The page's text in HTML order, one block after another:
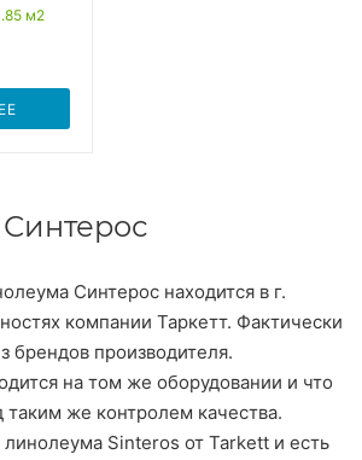
м2
Синтерос находится в г.
компании Таркетт. Фактически
брендов производителя.
на том же оборудовании и что
же контролем качества.
Sinteros от Tarkett и есть